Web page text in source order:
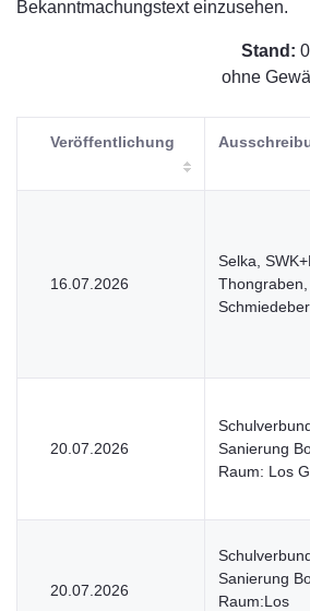
Bekanntmachungstext einzusehen.
Stand:
ohne
Veröffentlichung
16.07.2026
Selka,
20.07.2026
Sanierung
Raum: Los
20.07.2026
Sanierung
Raum:Los